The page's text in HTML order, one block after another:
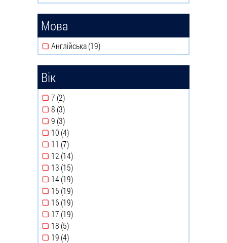
filter
Мова
Англійська (19)
Вік
7 (2)
8 (3)
9 (3)
10 (4)
11 (7)
12 (14)
13 (15)
14 (19)
15 (19)
16 (19)
17 (19)
18 (5)
19 (4)